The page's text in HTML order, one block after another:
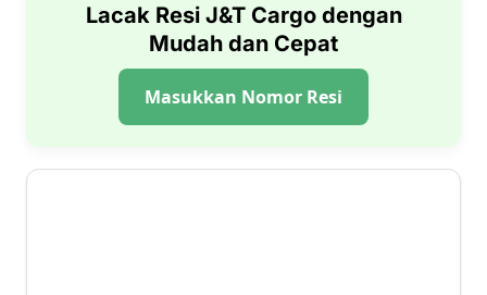
Lacak Resi J&T Cargo dengan
Mudah dan Cepat
Masukkan Nomor Resi